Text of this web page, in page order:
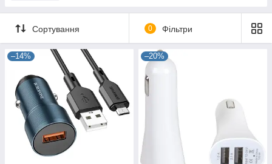
Сортування 0 Фільтри
–14% –20%